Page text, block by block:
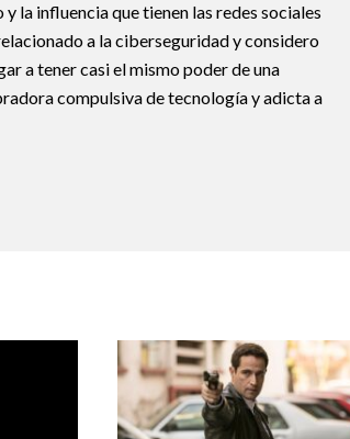
la influencia que tienen las redes sociales
a la ciberseguridad y considero
a tener casi el mismo poder de una
compulsiva de tecnología y adicta a